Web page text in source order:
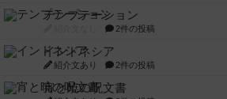
テンプテーション
2件の投稿
インドネシア
紹介文あり 2件の投稿
宵と暁の呪文書